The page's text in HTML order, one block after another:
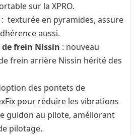
sur la XPRO.
: texturée en pyramides, assure
aussi.
frein Nissin : nouveau
frein arrière Nissin hérité des
des pontets de
pour réduire les vibrations
guidon au pilote, améliorant
pilotage.